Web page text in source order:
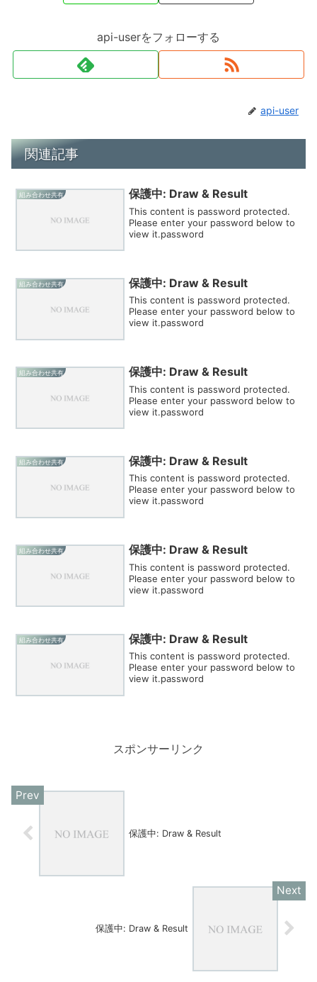
api-userをフォローする
api-user
関連記事
組み合わせ共有 保護中: Draw & Result
This content is password protected.
Please enter your password below to
view it.password
組み合わせ共有 保護中: Draw & Result
This content is password protected.
Please enter your password below to
view it.password
組み合わせ共有 保護中: Draw & Result
This content is password protected.
Please enter your password below to
view it.password
組み合わせ共有 保護中: Draw & Result
This content is password protected.
Please enter your password below to
view it.password
組み合わせ共有 保護中: Draw & Result
This content is password protected.
Please enter your password below to
view it.password
組み合わせ共有 保護中: Draw & Result
This content is password protected.
Please enter your password below to
view it.password
スポンサーリンク
保護中: Draw & Result
保護中: Draw & Result